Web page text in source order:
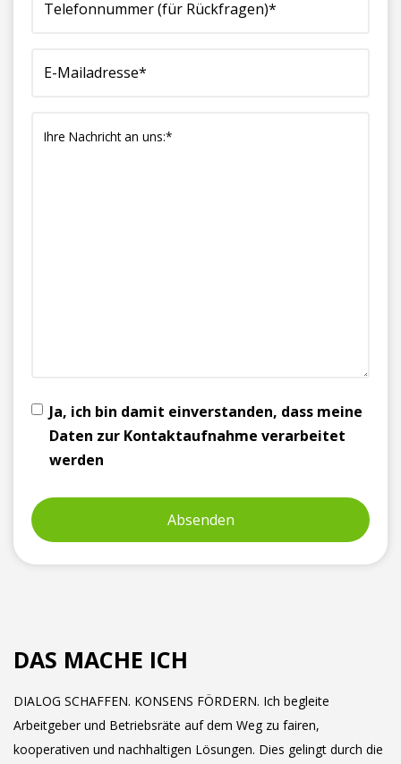
Ja, ich bin damit einverstanden, dass meine
Daten zur Kontaktaufnahme verarbeitet
werden
DAS MACHE ICH
DIALOG SCHAFFEN. KONSENS FÖRDERN. Ich begleite
Arbeitgeber und Betriebsräte auf dem Weg zu fairen,
kooperativen und nachhaltigen Lösungen. Dies gelingt durch die